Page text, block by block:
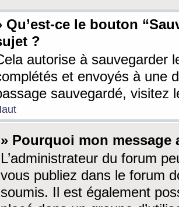
Qu’est-ce le bouton
?
autorise à sauvegarder
et envoyés à une
sauvegardé, visitez
» Pourquoi mon message
L’administrateur du forum
vous publiez dans le forum
soumis. Il est également